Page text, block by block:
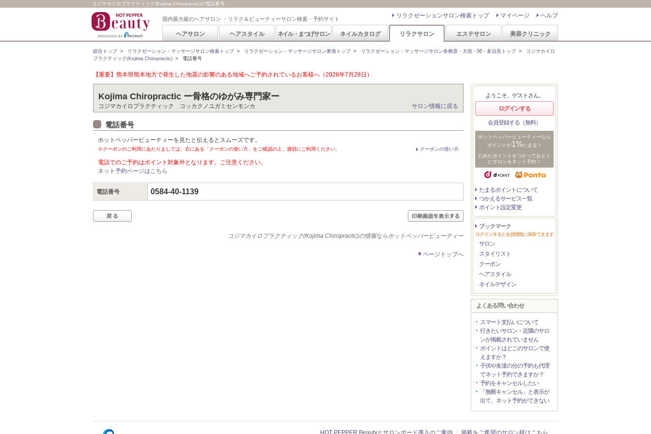
コジマカイロプラクティック(Kojima Chiropractic)の電話番号
国内最大級のヘアサロン ・リラク＆ビューティーサロン検索・予約サイト ヘルプ
マイページ
リラクゼーションサロン検索トップ
ヘアサロン ヘアスタイル ネイル・まつげサロン ネイルカタログ リラクサロン エステサロン 美容クリニック
総合トップ> リラクゼーション・マッサージサロン検索トップ> リラクゼーション・マッサージサロン東海トップ> リラクゼーション・マッサージサロン各務原・大垣・関・多治見トップ> コジマカイロ
プラクティック(Kojima Chiropractic) > 電話番号
【重要】熊本県熊本地方で発生した地震の影響のある地域へご予約されているお客様へ（2026年7月28日）
Kojima Chiropractic ー骨格のゆがみ専門家ー
コジマカイロプラクティック コッカクノユガミセンモンカ サロン情報に戻る
電話番号
ホットペッパービューティーを見たと伝えるとスムーズです。
※クーポンのご利用にあたりましては、右にある「クーポンの使い方」をご確認の上、適切にご利用ください。 クーポンの使い方
電話でのご予約はポイント対象外となります。ご注意ください。
ネット予約ページはこちら
電話番号 0584-40-1139
コジマカイロプラクティック(Kojima Chiropractic)の情報ならホットペッパービューティー
ページトップへ
ようこそ、ゲストさん。
ログインする
会員登録する（無料）
ホットペッパービューティーなら
ポイントが1%たまる！
ためたポイントをつかっておとく
にサロンをネット予約！
たまるポイントについて
つかえるサービス一覧
ポイント設定変更
ブックマーク
ログインすると会員情報に保存できます
サロン
スタイリスト
クーポン
ヘアスタイル
ネイルデザイン
よくある問い合わせ
スマート支払いについて
行きたいサロン・近隣のサロ
ンが掲載されていません
ポイントはどこのサロンで使
えますか？
子供や友達の分の予約も代理
でネット予約できますか？
予約をキャンセルしたい
「無断キャンセル」と表示が
出て、ネット予約ができない
HOT PEPPER Beautyとサロンボード導入のご案内 掲載をご希望のサロン様はこちら